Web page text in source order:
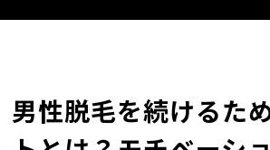
男性脱毛を続けるた